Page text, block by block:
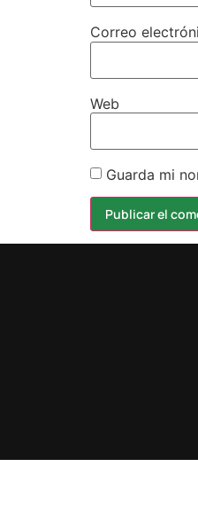
Correo
Web
Guarda mi